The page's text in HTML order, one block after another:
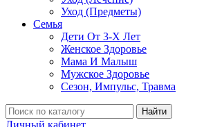
Уход (Предметы)
Семья
Дети От 3-Х Лет
Женское Здоровье
Мама И Малыш
Мужское Здоровье
Сезон, Импульс, Травма
Найти
Личный кабинет